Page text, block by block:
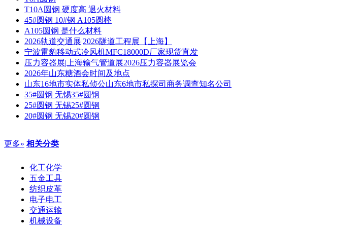
T10A圆钢 硬度高 退火材料
45#圆钢 10#钢 A105圆棒
A105圆钢 是什么材料
2026轨道交通展|2026隧道工程展【上海】
宁波雷豹移动式冷风机MFC18000D厂家现货直发
压力容器展|上海输气管道展2026压力容器展览会
2026年山东糖酒会时间及地点
山东16地市实体私侦公山东6地市私探司商务调查知名公司
35#圆钢 无锡35#圆钢
25#圆钢 无锡25#圆钢
20#圆钢 无锡20#圆钢
更多» 相关分类
化工化学
五金工具
纺织皮革
电子电工
交通运输
机械设备